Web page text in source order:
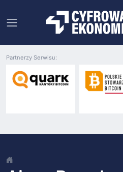
Partnerzy Serwisu: